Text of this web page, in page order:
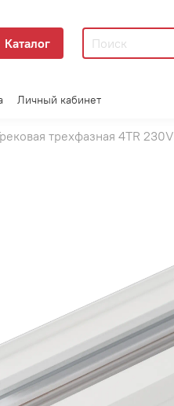
Каталог
Личный кабинет
трехфазная 4TR 230V